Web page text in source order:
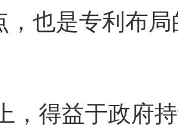
，也是专利布
，得益于政府